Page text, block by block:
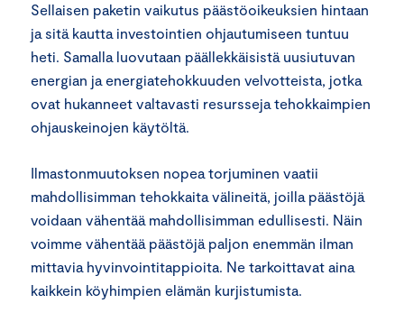
Sellaisen paketin vaikutus päästöoikeuksien hintaan
ja sitä kautta investointien ohjautumiseen tuntuu
heti. Samalla luovutaan päällekkäisistä uusiutuvan
energian ja energiatehokkuuden velvotteista, jotka
ovat hukanneet valtavasti resursseja tehokkaimpien
ohjauskeinojen käytöltä.
Ilmastonmuutoksen nopea torjuminen vaatii
mahdollisimman tehokkaita välineitä, joilla päästöjä
voidaan vähentää mahdollisimman edullisesti. Näin
voimme vähentää päästöjä paljon enemmän ilman
mittavia hyvinvointitappioita. Ne tarkoittavat aina
kaikkein köyhimpien elämän kurjistumista.